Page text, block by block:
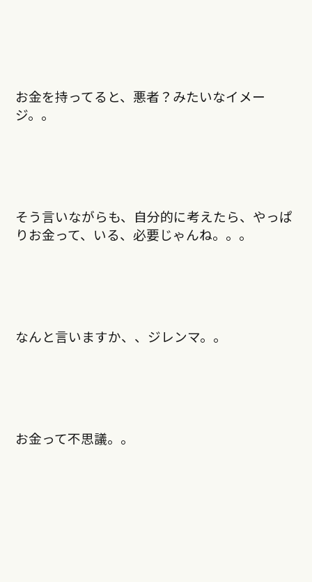
お金を持ってると、悪者？みたいなイメー
ジ。。
そう言いながらも、自分的に考えたら、やっぱ
りお金って、いる、必要じゃんね。。。
なんと言いますか、、ジレンマ。。
お金って不思議。。